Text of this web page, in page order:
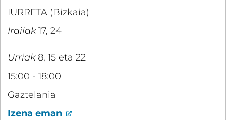
IURRETA (Bizkaia)
Irailak17, 24
Urriak8, 15 eta 22
15:00 - 18:00
Gaztelania
Izena eman